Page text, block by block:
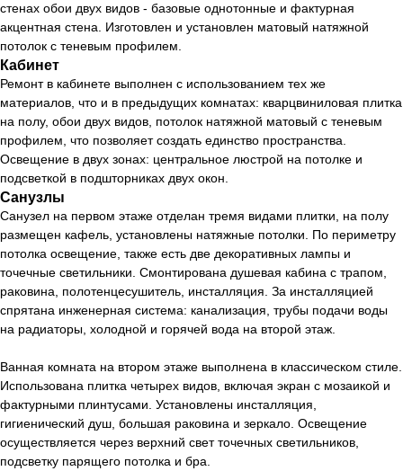
стенах обои двух видов - базовые однотонные и фактурная
акцентная стена. Изготовлен и установлен матовый натяжной
потолок с теневым профилем.
Кабинет
Ремонт в кабинете выполнен с использованием тех же
материалов, что и в предыдущих комнатах: кварцвиниловая плитка
на полу, обои двух видов, потолок натяжной матовый с теневым
профилем, что позволяет создать единство пространства.
Освещение в двух зонах: центральное люстрой на потолке и
подсветкой в подшторниках двух окон.
Санузлы
Санузел на первом этаже отделан тремя видами плитки, на полу
размещен кафель, установлены натяжные потолки. По периметру
потолка освещение, также есть две декоративных лампы и
точечные светильники. Смонтирована душевая кабина с трапом,
раковина, полотенцесушитель, инсталляция. За инсталляцией
спрятана инженерная система: канализация, трубы подачи воды
на радиаторы, холодной и горячей вода на второй этаж.
Ванная комната на втором этаже выполнена в классическом стиле.
Использована плитка четырех видов, включая экран с мозаикой и
фактурными плинтусами. Установлены инсталляция,
гигиенический душ, большая раковина и зеркало. Освещение
осуществляется через верхний свет точечных светильников,
подсветку парящего потолка и бра.
Хотите также? Давайте
обсудим ваш проект
Оставьте свои контактные данные, и мы перезвоним
вам в течение нескольких часов для обсуждения